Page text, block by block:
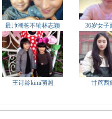
最帅潮爸不输林志颖 36岁女子
王诗龄kimi萌照 甘蔗西